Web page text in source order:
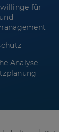
für
Analyse